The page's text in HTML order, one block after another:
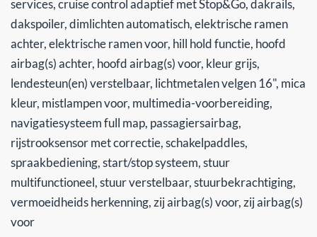
services, cruise control adaptief met Stop&Go, dakrails,
dakspoiler, dimlichten automatisch, elektrische ramen
achter, elektrische ramen voor, hill hold functie, hoofd
airbag(s) achter, hoofd airbag(s) voor, kleur grijs,
lendesteun(en) verstelbaar, lichtmetalen velgen 16", mica
kleur, mistlampen voor, multimedia-voorbereiding,
navigatiesysteem full map, passagiersairbag,
rijstrooksensor met correctie, schakelpaddles,
spraakbediening, start/stop systeem, stuur
multifunctioneel, stuur verstelbaar, stuurbekrachtiging,
vermoeidheids herkenning, zij airbag(s) voor, zij airbag(s)
voor